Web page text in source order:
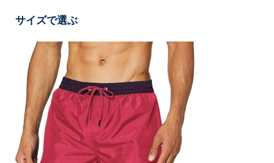
サイズで選ぶ